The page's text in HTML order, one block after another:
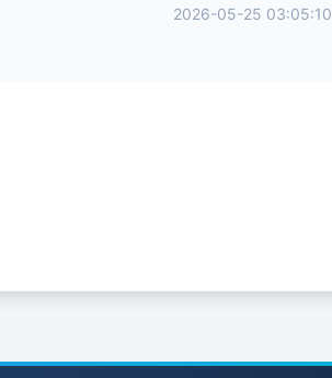
2026-05-25 03:05:10